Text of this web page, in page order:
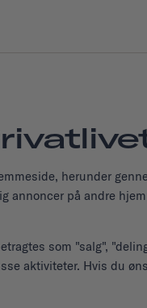
herunder
annoncer på andre
som "salg",
aktiviteter. Hvis du